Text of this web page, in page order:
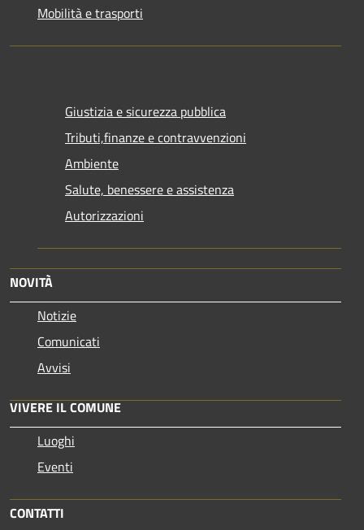
Mobilità e trasporti
Giustizia e sicurezza pubblica
Tributi,finanze e contravvenzioni
Ambiente
Salute, benessere e assistenza
Autorizzazioni
NOVITÀ
Notizie
Comunicati
Avvisi
VIVERE IL COMUNE
Luoghi
Eventi
CONTATTI